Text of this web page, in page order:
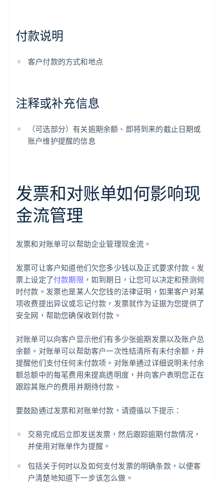
付款说明
客户付款的方式和地点
注释或补充信息
（可选部分）有关逾期余额、即将到来的截止日期或
账户维护提醒的信息
发票和对账单如何影响现
金流管理
发票和对账单可以帮助企业管理现金流。
发票可让客户知道他们欠您多少钱以及正式要求付款。发
票上设定了付款期限 ，如到期日，让您可以决定和预测何
时付款。发票也是某人欠您钱的法律证明，如果客户对某
项收费提出异议或忘记付款，发票就作为证据为您提供了
安全网，帮助您确保收到付款。
对账单可以向客户显示他们有多少张逾期发票以及账户总
余额。对账单可以帮助客户一次性结清所有未付余额，并
提醒他们支付任何未付款项。对账单通过详细说明未付余
额总额中的每笔费用来提高透明度，并向客户表明您正在
跟踪其账户的费用并期待付款。
要鼓励通过发票和对账单付款，请遵循以下提示：
交易完成后立即发送发票，然后跟踪逾期付款情况，
并使用对账单作为提醒。
包括关于何时以及如何支付发票的明确条款，以便客
户清楚地知道下一步该怎么做。
爱尔兰
爱沙尼亚
English
DeutschEnglish
澳大利亚